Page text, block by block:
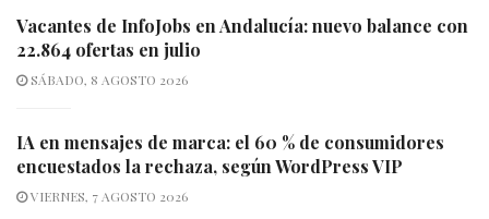
Vacantes de InfoJobs en Andalucía: nuevo balance con
22.864 ofertas en julio
SÁBADO, 8 AGOSTO 2026
IA en mensajes de marca: el 60 % de consumidores
encuestados la rechaza, según WordPress VIP
VIERNES, 7 AGOSTO 2026